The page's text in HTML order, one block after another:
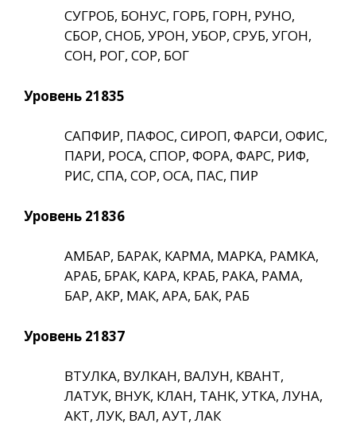
СУГРОБ, БОНУС, ГОРБ, ГОРН, РУНО,
СБОР, СНОБ, УРОН, УБОР, СРУБ, УГОН,
СОН, РОГ, СОР, БОГ
Уровень 21835
САПФИР, ПАФОС, СИРОП, ФАРСИ, ОФИС,
ПАРИ, РОСА, СПОР, ФОРА, ФАРС, РИФ,
РИС, СПА, СОР, ОСА, ПАС, ПИР
Уровень 21836
АМБАР, БАРАК, КАРМА, МАРКА, РАМКА,
АРАБ, БРАК, КАРА, КРАБ, РАКА, РАМА,
БАР, АКР, МАК, АРА, БАК, РАБ
Уровень 21837
ВТУЛКА, ВУЛКАН, ВАЛУН, КВАНТ,
ЛАТУК, ВНУК, КЛАН, ТАНК, УТКА, ЛУНА,
АКТ, ЛУК, ВАЛ, АУТ, ЛАК